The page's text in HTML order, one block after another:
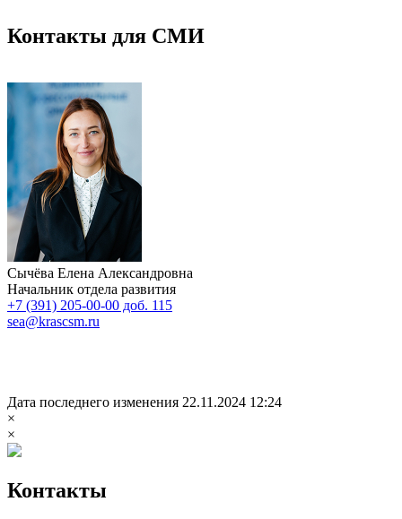
Контакты для СМИ
Сычёва Елена Александровна
Начальник отдела развития
+7 (391) 205-00-00 доб. 115
sea@krascsm.ru
Дата последнего изменения 22.11.2024 12:24
×
×
Контакты